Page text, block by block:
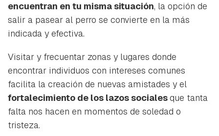
encuentran en tu misma situación, la opción de
salir a pasear al perro se convierte en la más
indicada y efectiva.
Visitar y frecuentar zonas y lugares donde
encontrar individuos con intereses comunes
facilita la creación de nuevas amistades y el
fortalecimiento de los lazos socialesque tanta
falta nos hacen en momentos de soledad o
tristeza.